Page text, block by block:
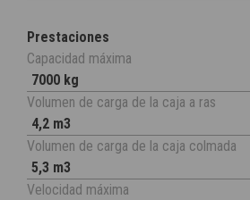
Prestaciones
Capacidad máxima
7000 kg
Volumen de carga de la caja a ras
4,2 m3
Volumen de carga de la caja colmada
5,3 m3
Velocidad máxima